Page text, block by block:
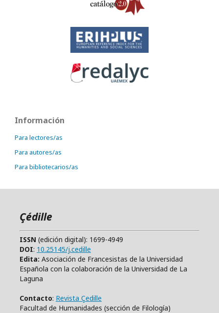
Información
Para lectores/as
Para autores/as
Para bibliotecarios/as
Çédille
ISSN (edición digital): 1699-4949
DOI: 10.25145/j.cedille
Edita: Asociación de Francesistas de la Universidad
Española con la colaboración de la Universidad de La
Laguna
Contacto: Revista Çedille
Facultad de Humanidades (sección de Filología)